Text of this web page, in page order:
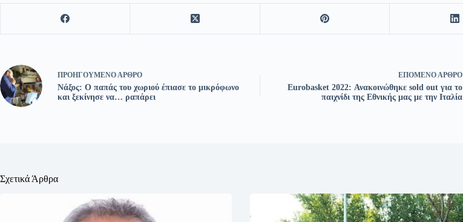
ΠΡΟΗΓΟΎΜΕΝΟΆΡΘΡΟ
Νάξος: Ο παπάς του χωριού έπιασε το μικρόφωνο
και ξεκίνησε να… ραπάρει
ΕΠΌΜΕΝΟΆΡΘΡΟ
Eurobasket 2022: Ανακοινώθηκε sold out για το
παιχνίδι της Εθνικής μας με την Ιταλία
Σχετικά Άρθρα